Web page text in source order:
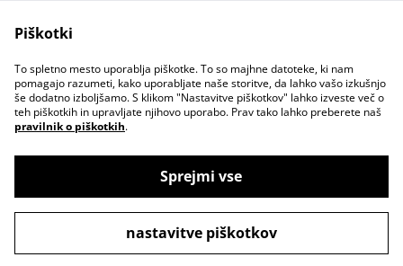
Contact Us
Legal Terms
Privacy Policy
Cookie Policy
©2026Space Kittcrab online shop ✨
powered by
Piškotki
To spletno mesto uporablja piškotke. To so majhne datoteke, ki nam
pomagajo razumeti, kako uporabljate naše storitve, da lahko vašo izkušnjo
še dodatno izboljšamo. S klikom "Nastavitve piškotkov" lahko izveste več o
teh piškotkih in upravljate njihovo uporabo. Prav tako lahko preberete naš
pravilnik o piškotkih.
Sprejmi vse
nastavitve piškotkov